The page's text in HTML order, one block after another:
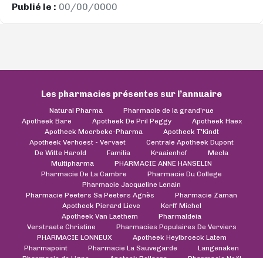
Publié le : 00/00/0000
Les pharmacies présentes sur l’annuaire
Natural Pharma
Pharmacie de la grand'rue
Apotheek Bare
Apotheek De Pril Peggy
Apotheek Haex
Apotheek Moerbeke-Pharma
Apotheek T'Kindt
Apotheek Verhoest - Vervaet
Centrale Apotheek Dupont
De Witte Harold
Familia Kraaienhof
Mecla
Multipharma
PHARMACIE ANNE HANSELIN
Pharmacie De La Cambre
Pharmacie Du College
Pharmacie Jacqueline Lenain
Pharmacie Peeters Sa Peeters Agnès
Pharmacie Zaman
Apotheek Pierard Lieve
Kerff Michel
Apotheek Van Laethem
Pharmaldeia
Verstraete Christine
Pharmacies Populaires De Verviers
PHARMACIE LONNEUX
Apotheek Heylbroeck Latem
Pharmapoint
Pharmacie La Sauvegarde
Langenaken